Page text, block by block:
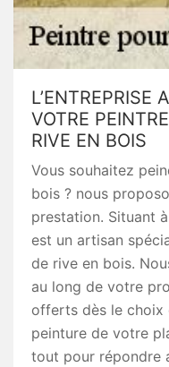
L’ENTREPRISE
VOTRE
RIVE EN BOIS
Vous souhaitez
bois ? nous
prestation. Situant
est un artisan
de rive en bois.
au long de votre
offerts dès le choix
peinture de votre
tout pour répondre